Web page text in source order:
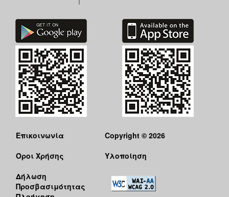
Επικοινωνία
Όροι Χρήσης
Δήλωση
Προσβασιμότητας
Copyright © 2026
Υλοποίηση